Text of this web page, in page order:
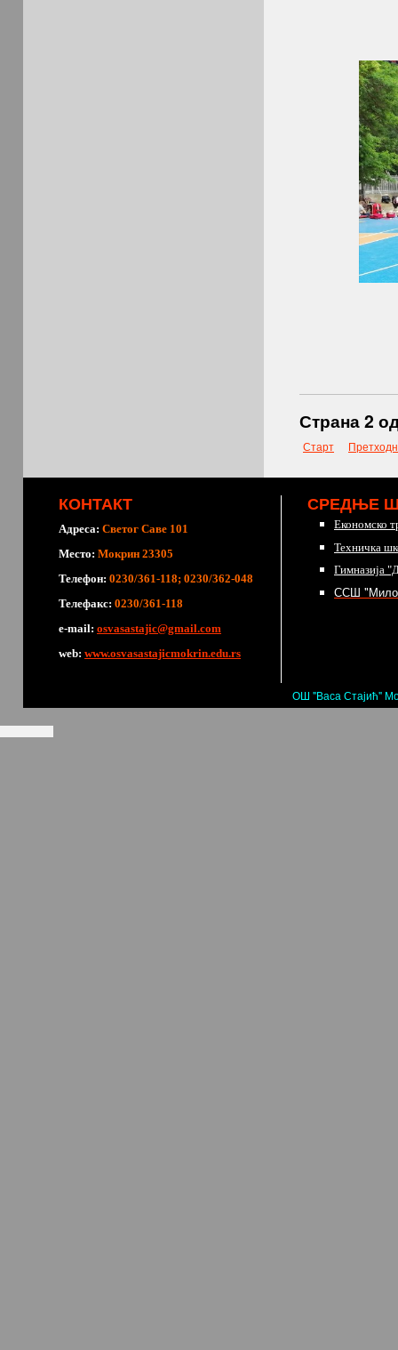
Страна 2
Старт
КОНТАКТ
Адреса: Светог Саве 101
Место: Мокрин 23305
Телефон: 0230/361-118; 0230/362-048
Телефакс: 0230/361-118
е-mail: osvasastajic@gmail.com
web: www.osvasastajicmokrin.edu.rs
СРЕДЊЕ
Економско
Техничка
Гимназија
ССШ
ОШ "Васа Стајић"